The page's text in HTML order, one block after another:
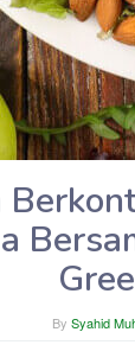
By Syahid